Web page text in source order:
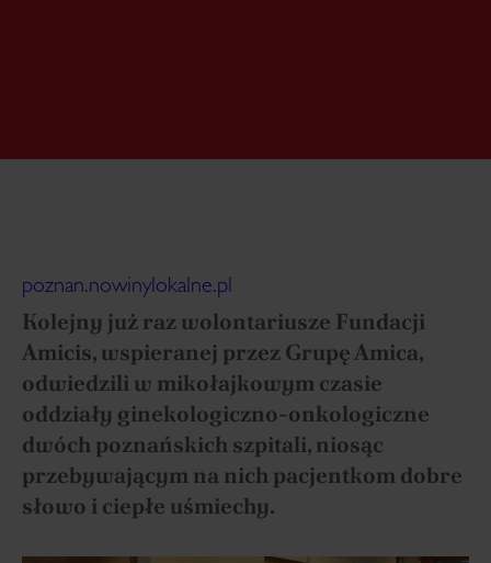
poznan.nowinylokalne.pl
Kolejny już raz wolontariusze Fundacji
Amicis, wspieranej przez Grupę Amica,
odwiedzili w mikołajkowym czasie
oddziały ginekologiczno-onkologiczne
dwóch poznańskich szpitali, niosąc
przebywającym na nich pacjentkom dobre
słowo i ciepłe uśmiechy.